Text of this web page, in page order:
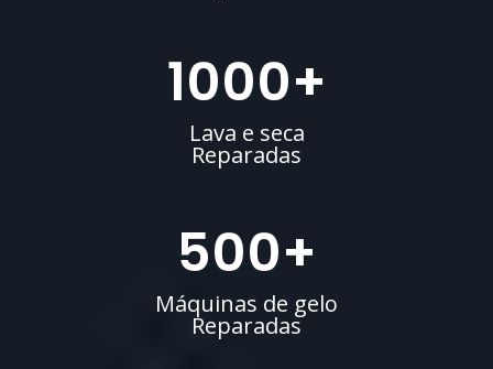
1000+
Lava e seca
Reparadas
500+
Máquinas de gelo
Reparadas